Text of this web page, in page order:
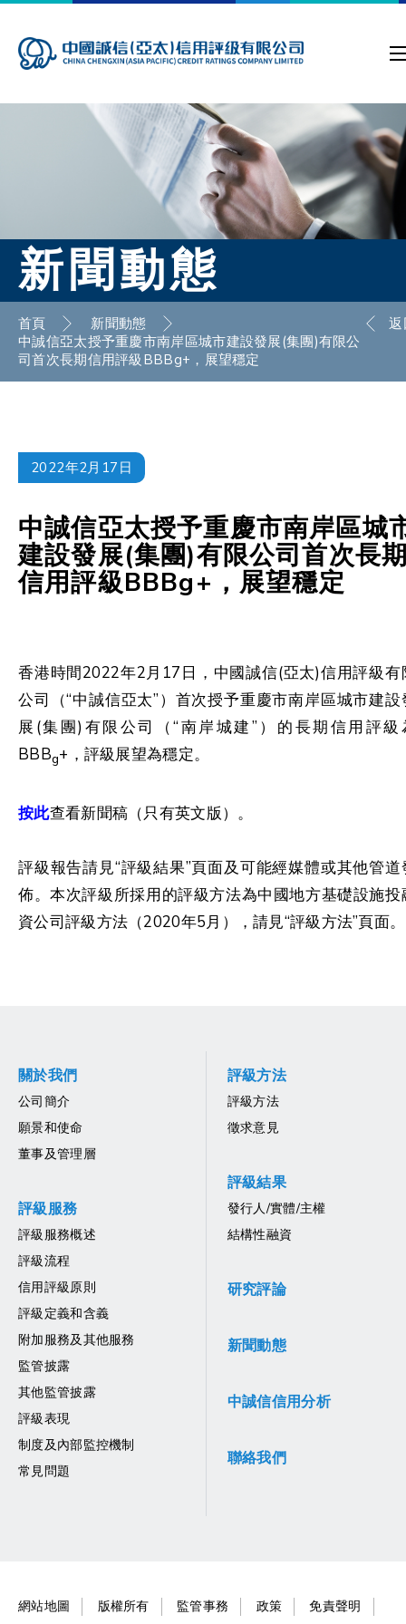
新聞動態
首頁
新聞動態
中誠信亞太授予重慶市南岸區城市建設發展(集團)有限公
司首次長期信用評級BBBg+，展望穩定
2022年2月17日
中誠信亞太授予重慶市南岸區城
建設發展(集團)有限公司首次長
信用評級BBBg+，展望穩定
香港時間2022年2月17日，中國誠信(亞太)信用評級有
公司（“中誠信亞太”）首次授予重慶市南岸區城市建設
展(集團)有限公司（“南岸城建”）的長期信用評級
BBBg+，評級展望為穩定。
按此查看新聞稿（只有英文版）。
評級報告請見“評級結果”頁面及可能經媒體或其他管道
佈。本次評級所採用的評級方法為中國地方基礎設施投
資公司評級方法（2020年5月），請見“評級方法”頁面。
關於我們
公司簡介
願景和使命
董事及管理層
評級服務
評級服務概述
評級流程
信用評級原則
評級定義和含義
附加服務及其他服務
監管披露
其他監管披露
評級表現
制度及內部監控機制
常見問題
評級方法
評級方法
徵求意見
評級結果
發行人/實體/主權
結構性融資
研究評論
新聞動態
中誠信信用分析
聯絡我們
網站地圖 版權所有 監管事務 政策 免責聲明